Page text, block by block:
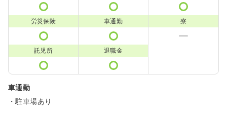
労災保険 車通勤 寮
託児所 退職金
車通勤
・駐車場あり